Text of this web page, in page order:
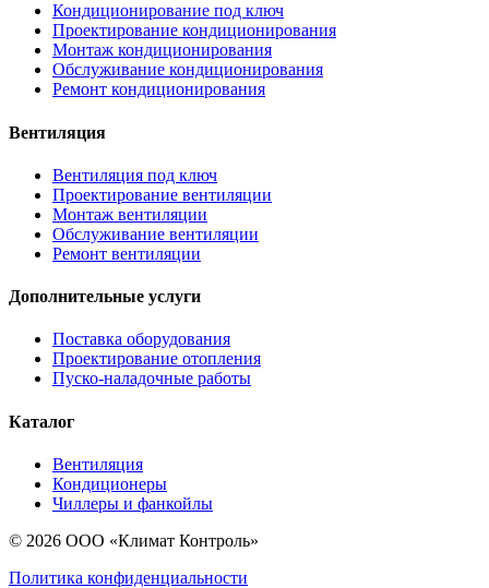
Кондиционирование под ключ
Проектирование кондиционирования
Монтаж кондиционирования
Обслуживание кондиционирования
Ремонт кондиционирования
Вентиляция
Вентиляция под ключ
Проектирование вентиляции
Монтаж вентиляции
Обслуживание вентиляции
Ремонт вентиляции
Дополнительные услуги
Поставка оборудования
Проектирование отопления
Пуско-наладочные работы
Каталог
Вентиляция
Кондиционеры
Чиллеры и фанкойлы
© 2026 ООО «Климат Контроль»
Политика конфиденциальности